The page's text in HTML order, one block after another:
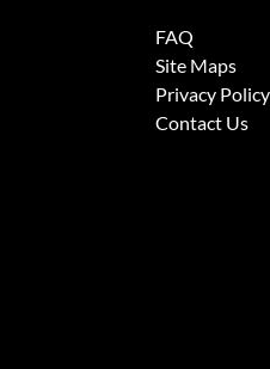
FAQ
Site Maps
Privacy Policy
Contact Us